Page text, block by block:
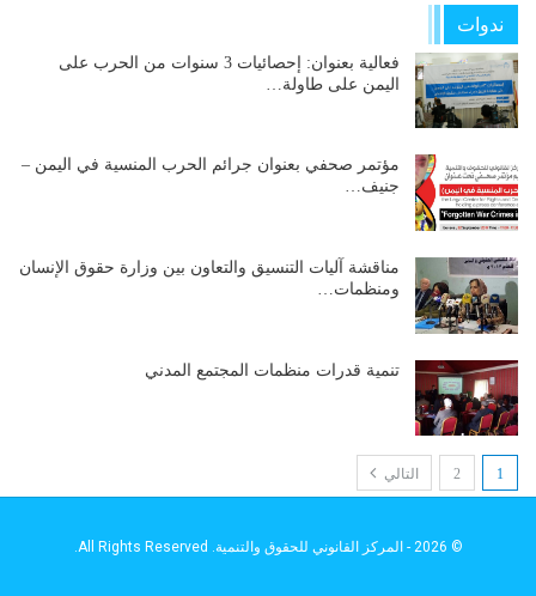
ندوات
فعالية بعنوان: إحصائيات 3 سنوات من الحرب على
اليمن على طاولة…
مؤتمر صحفي بعنوان جرائم الحرب المنسية في اليمن –
جنيف…
مناقشة آليات التنسيق والتعاون بين وزارة حقوق الإنسان
ومنظمات…
تنمية قدرات منظمات المجتمع المدني
1
2 التالي
© 2026 - المركز القانوني للحقوق والتنمية. All Rights Reserved.